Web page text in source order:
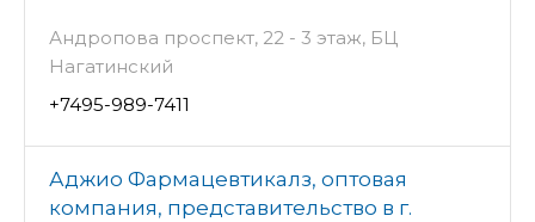
Андропова проспект, 22 - 3 этаж, БЦ
Нагатинский
+7495-989-7411
Аджио Фармацевтикалз, оптовая
компания, представительство в г.